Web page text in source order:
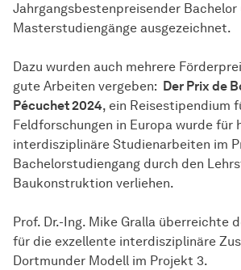
Jahrgangsbestenpreisender Bachelor
Masterstudiengänge ausgezeichnet.
Dazu wurden auch mehrere
gute Arbeiten vergeben: Der Prix de
Pécuchet 2024, ein Reisestipendium
Feldforschungen in Europa wurde für
interdisziplinäre Studienarbeiten im
Bachelorstudiengang durch den
Baukonstruktion verliehen.
Prof. Dr.-Ing. Mike Gralla überreichte
für die exzellente interdisziplinäre
Dortmunder Modell im Projekt 3.